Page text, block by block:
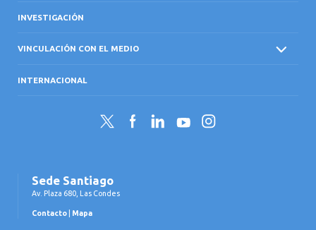
INVESTIGACIÓN
VINCULACIÓN CON EL MEDIO
INTERNACIONAL
Twitter FacebookLinkedInYouTubeInstagram
Sede Santiago
Av. Plaza 680, Las Condes
Contacto Mapa